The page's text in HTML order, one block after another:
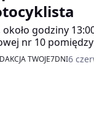
około godziny
nr 10
do tragicznego
TWOJE7DNI6